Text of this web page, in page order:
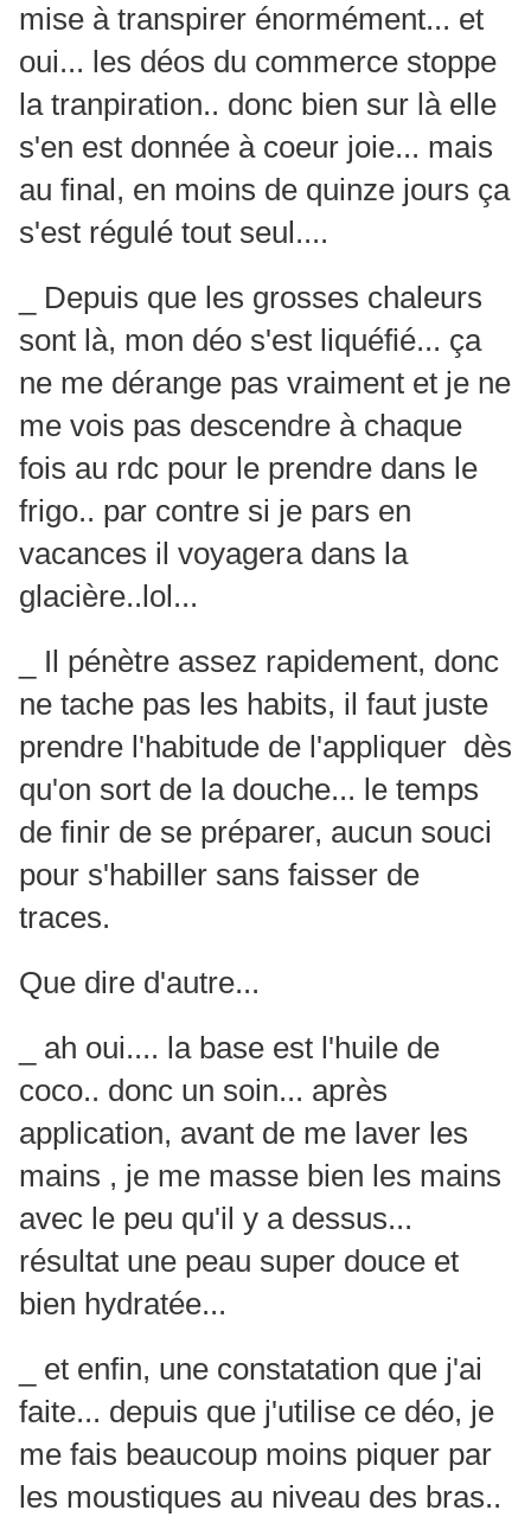
mise à transpirer énormément... et
oui... les déos du commerce stoppe
la tranpiration.. donc bien sur là elle
s'en est donnée à coeur joie... mais
au final, en moins de quinze jours ça
s'est régulé tout seul....
_ Depuis que les grosses chaleurs
sont là, mon déo s'est liquéfié... ça
ne me dérange pas vraiment et je ne
me vois pas descendre à chaque
fois au rdc pour le prendre dans le
frigo.. par contre si je pars en
vacances il voyagera dans la
glacière..lol...
_ Il pénètre assez rapidement, donc
ne tache pas les habits, il faut juste
prendre l'habitude de l'appliquer dès
qu'on sort de la douche... le temps
de finir de se préparer, aucun souci
pour s'habiller sans faisser de
traces.
Que dire d'autre...
_ ah oui.... la base est l'huile de
coco.. donc un soin... après
application, avant de me laver les
mains , je me masse bien les mains
avec le peu qu'il y a dessus...
résultat une peau super douce et
bien hydratée...
_ et enfin, une constatation que j'ai
faite... depuis que j'utilise ce déo, je
me fais beaucoup moins piquer par
les moustiques au niveau des bras..